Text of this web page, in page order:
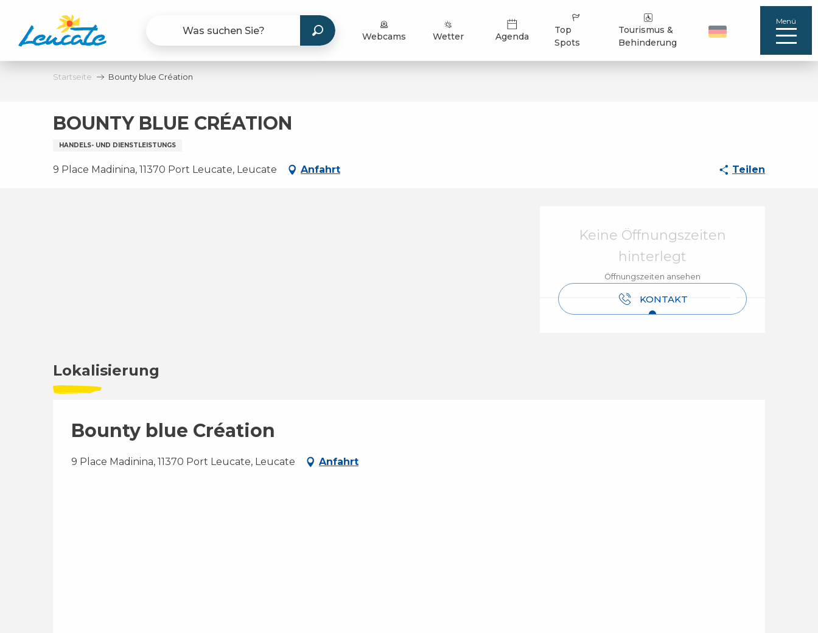
contenu
principal
Webcams Wetter Agenda
Top
Spots
Tourismus &
Behinderung
Menü
Startseite Bounty blue Création
BOUNTY BLUE CRÉATION
HANDELS- UND DIENSTLEISTUNGS
9 Place Madinina, 11370 Port Leucate, Leucate Anfahrt Teilen
Öffnungszeiten &
Keine Öffnungszeiten
hinterlegt
Öffnungszeiten ansehen
KONTAKT
Lokalisierung
Bounty blue Création
9 Place Madinina, 11370 Port Leucate, Leucate Anfahrt